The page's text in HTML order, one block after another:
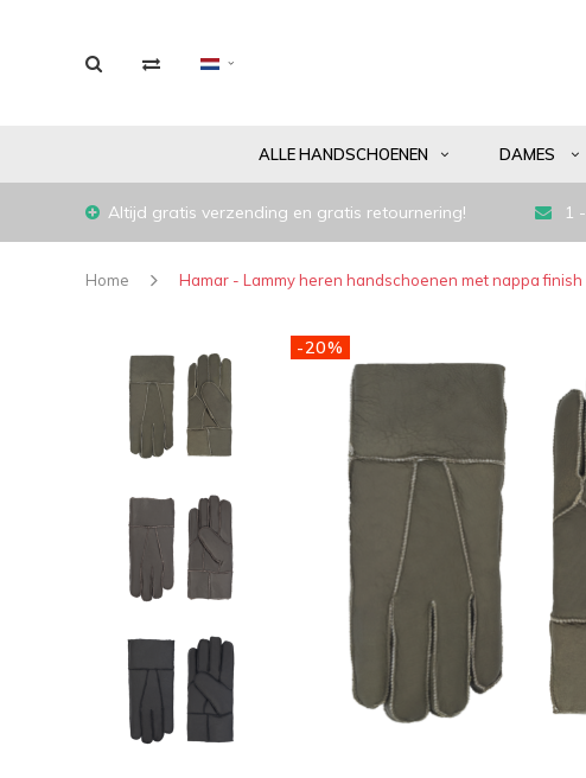
ALLE HANDSCHOENEN DAMES
Altijd gratis verzending en gratis retournering! 1
Home Hamar - Lammy heren handschoenen met nappa finish
-20%